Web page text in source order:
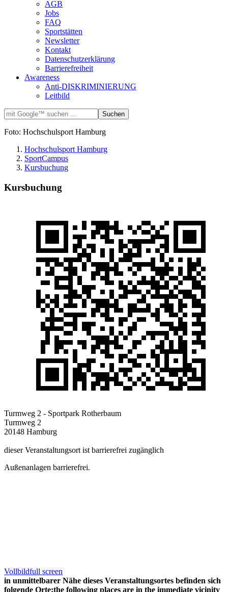
AGB
Jobs
FAQ
Sportstätten
Newsletter
Kontakt
Datenschutzerklärung
Barrierefreiheit
Awareness
Anti-DISKRIMINIERUNG
Leitbild
Foto: Hochschulsport Hamburg
Hochschulsport Hamburg
SportCampus
Kursbuchung
Kursbuchung
Turmweg 2 - Sportpark Rotherbaum
Turmweg 2
20148 Hamburg
dieser Veranstaltungsort ist barrierefrei zugänglich
Außenanlagen barrierefrei.
Vollbildfull screen
in unmittelbarer Nähe dieses Veranstaltungsortes befinden sich
folgende Orte:the following places are in the immediate vicinity